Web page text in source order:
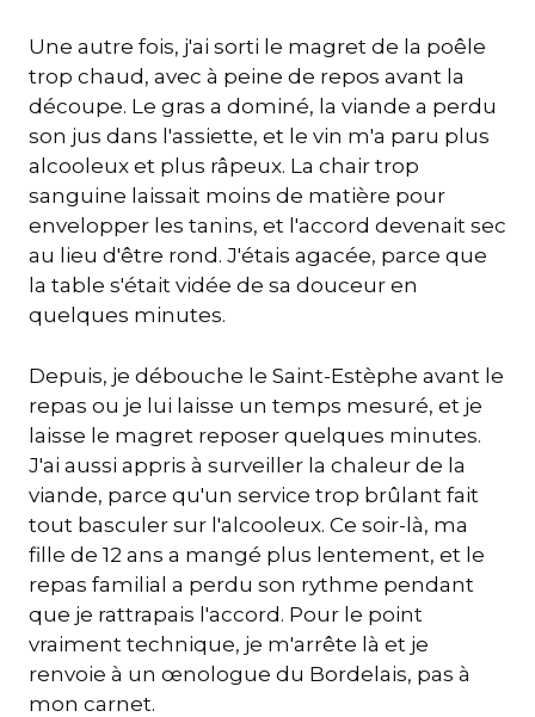
Une autre fois, j'ai sorti le magret de la poêle
trop chaud, avec à peine de repos avant la
découpe. Le gras a dominé, la viande a perdu
son jus dans l'assiette, et le vin m'a paru plus
alcooleux et plus râpeux. La chair trop
sanguine laissait moins de matière pour
envelopper les tanins, et l'accord devenait sec
au lieu d'être rond. J'étais agacée, parce que
la table s'était vidée de sa douceur en
quelques minutes.
Depuis, je débouche le Saint-Estèphe avant le
repas ou je lui laisse un temps mesuré, et je
laisse le magret reposer quelques minutes.
J'ai aussi appris à surveiller la chaleur de la
viande, parce qu'un service trop brûlant fait
tout basculer sur l'alcooleux. Ce soir-là, ma
fille de 12 ans a mangé plus lentement, et le
repas familial a perdu son rythme pendant
que je rattrapais l'accord. Pour le point
vraiment technique, je m'arrête là et je
renvoie à un œnologue du Bordelais, pas à
mon carnet.